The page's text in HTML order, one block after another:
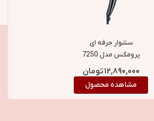
سشوار حرفه ای
پرومکس مدل 7250
توان 2500 وات
۱۲,۸۹۰,۰۰۰تومان
مشاهده محصول